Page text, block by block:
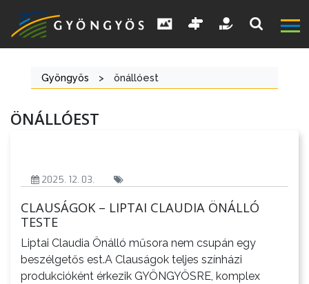
A
KIEMELT
LÁTVÁNYOSSÁGOK
VÁROS
ÉRTÉKTÁRA
Gyöngyös > önállóest
ÖNÁLLÓEST
2025. 12. 03.
CLAUSÁGOK – LIPTAI CLAUDIA ÖNÁLLÓ
TESTE
Liptai Claudia Önálló műsora nem csupán egy
beszélgetős est.A Clauságok teljes színházi
produkcióként érkezik GYÖNGYÖSRE, komplex